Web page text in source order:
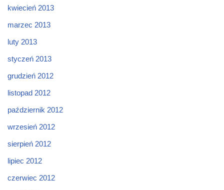
kwiecień 2013
marzec 2013
luty 2013
styczeń 2013
grudzień 2012
listopad 2012
październik 2012
wrzesień 2012
sierpień 2012
lipiec 2012
czerwiec 2012